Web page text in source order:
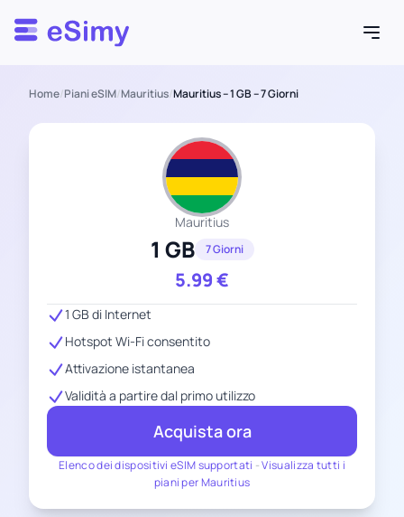
Esimy
Home/Piani eSIM/Mauritius/Mauritius – 1 GB – 7 Giorni
Mauritius
1 GB 7 Giorni
5.99€
Elenco dei dispositivi eSIM supportati -Visualizza tutti i
piani per Mauritius
1 GB di Internet
Hotspot Wi-Fi consentito
Attivazione istantanea
Validità a partire dal primo utilizzo
Acquista ora